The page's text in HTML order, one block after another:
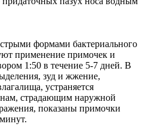
формами бактериального
применение примочек и
1:50 в течение 5-7 дней. В
зуд и жжение,
устраняется
страдающим наружной
показаны примочки